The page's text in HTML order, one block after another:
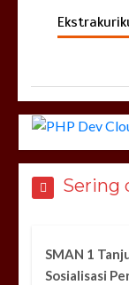
Sering
SMAN 1
Sosialisasi